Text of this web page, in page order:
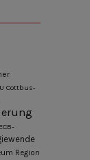
Cottbus-
ECB-
Region